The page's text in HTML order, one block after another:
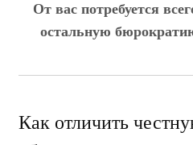
От вас потребуется
остальную
Как отличить